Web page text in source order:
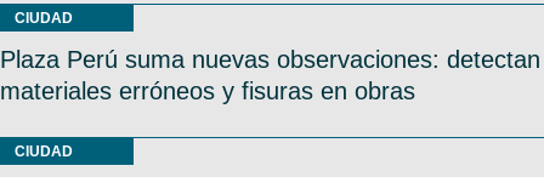
CIUDAD
Plaza Perú suma nuevas observaciones: detectan
materiales erróneos y fisuras en obras
CIUDAD